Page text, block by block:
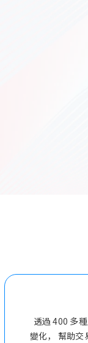
透過 400 多
變化， 幫助交